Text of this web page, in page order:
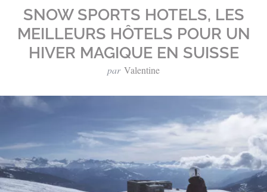
SNOW SPORTS HOTELS, LES
MEILLEURS HÔTELS POUR UN
HIVER MAGIQUE EN SUISSE
par Valentine